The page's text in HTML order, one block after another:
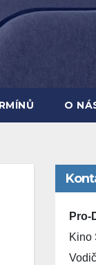
O
Pro-
Kino